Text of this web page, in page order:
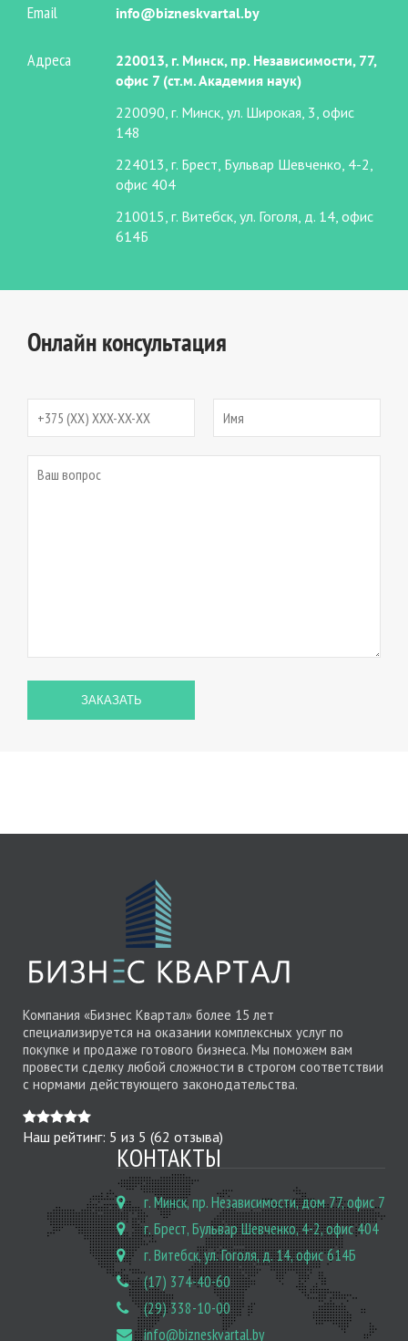
Онлайн консультация
Email info@bizneskvartal.by
Адреса
220013, г. Минск, пр. Независимости, 77,
офис 7 (ст.м. Академия наук)
220090, г. Минск, ул. Широкая, 3, офис
148
224013, г. Брест, Бульвар Шевченко, 4-2,
офис 404
210015, г. Витебск, ул. Гоголя, д. 14, офис
614Б
Компания «Бизнес Квартал» более 15 лет
специализируется на оказании комплексных услуг по
покупке и продаже готового бизнеса. Мы поможем вам
провести сделку любой сложности в строгом соответствии
с нормами действующего законодательства.
Наш рейтинг: 5 из 5 (62 отзыва)
КОНТАКТЫ
г. Минск, пр. Независимости, дом 77, офис 7
г. Брест, Бульвар Шевченко, 4-2, офис 404
г. Витебск, ул. Гоголя, д. 14, офис 614Б
(17) 374-40-60
(29) 338-10-00
info@bizneskvartal.by